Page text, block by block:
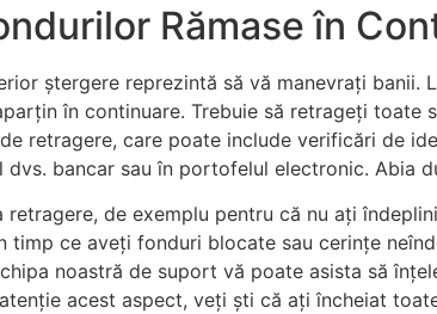
Rămase în
ștergere reprezintă să vă manevrați
în continuare. Trebuie să retrageți
retragere, care poate include verificări de
dvs. bancar sau în portofelul electronic. Abia
de exemplu pentru că nu ați
timp ce aveți fonduri blocate sau cerințe
noastră de suport vă poate asista să
acest aspect, veți ști că ați încheiat